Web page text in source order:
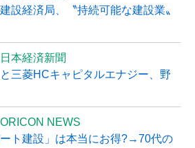
設経済局、〝持続可能な建設業〟
日本経済新聞
三菱HCキャピタルエナジー、野
ORICON NEWS
ート建設」は本当にお得?→70代の